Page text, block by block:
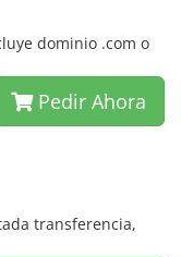
dominio .com o
Pedir Ahora
transferencia,